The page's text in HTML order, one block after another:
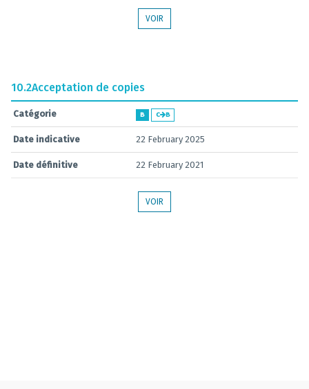
VOIR
10.2Acceptation de copies
Catégorie B C B
Date indicative 22 February 2025
Date définitive 22 February 2021
VOIR